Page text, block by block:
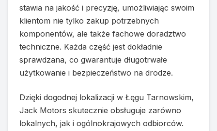
stawia na jakość i precyzję, umożliwiając swoim
klientom nie tylko zakup potrzebnych
komponentów, ale także fachowe doradztwo
techniczne. Każda część jest dokładnie
sprawdzana, co gwarantuje długotrwałe
użytkowanie i bezpieczeństwo na drodze.
Dzięki dogodnej lokalizacji w Łęgu Tarnowskim,
Jack Motors skutecznie obsługuje zarówno
lokalnych, jak i ogólnokrajowych odbiorców.